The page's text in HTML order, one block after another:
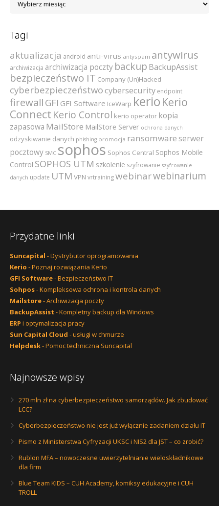
Tagi
aktualizacja android anti-virus antyspam antywirus
archiwizacja archiwizacja poczty backup BackupAssist
bezpieczeństwo IT Company (Un)Hacked
cyberbezpieczeństwocybersecurity endpoint
firewall GFI GFI Software IceWarp kerio Kerio
Connect Kerio Control kerio operator kopia
zapasowa MailStore MailStore Server ochrona danych
odzyskiwanie danych phishing promocja ransomware serwer
pocztowy SMC sophos Sophos Central Sophos Mobile
Control SOPHOS UTM szkolenie szyfrowanie szyfrowanie
danych update UTM VPN vrtrainingwebinarwebinarium
Przydatne linki
Suncapital - Dystrybutor oprogramowania
Kerio - Poznaj rozwiązania Kerio
GFI Software- Bezpieczeństwo IT
Sohpos- Kompleksowa ochrona i kontrola danych
Mailstore- Archiwizacja poczty
BackupAssist - Kompletny backup dla Windows
ERP i optymalizacja pracy
Sun Capital Cloud - usługi w chmurze
Helpdesk- Pomoc techniczna Suncapital
Najnowsze wpisy
270 mln zł na cyberbezpieczeństwo samorządów. Jak zbudować
LCC?
Cyberbezpieczeństwo nie jest już wyłącznie zadaniem działu IT
Pismo z Ministerstwa Cyfryzacji UKSC i NIS2 dla JST – co zrobić?
Rublon MFA – nowoczesne uwierzytelnianie wieloskładnikowe
dla firm
Blue Team KIDS – CUH Academy, komiksy edukacyjne i CUH
TROLL